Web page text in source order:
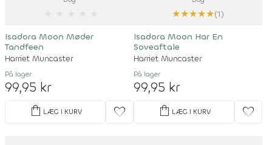
Isadora Moon Møder
Tandfeen
Harriet Muncaster
På lager
99,95 kr
shopping_bag LÆG I KURV favorite
★★★★★(1)
Isadora Moon Har En
Soveaftale
Harriet Muncaster
På lager
99,95 kr
shopping_bag LÆG I KURV favorite